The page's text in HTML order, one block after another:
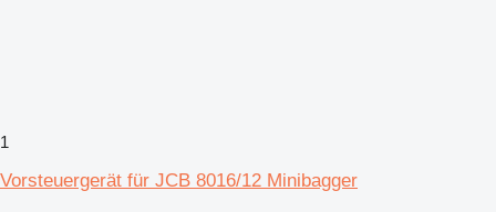
1
Vorsteuergerät für JCB 8016/12 Minibagger